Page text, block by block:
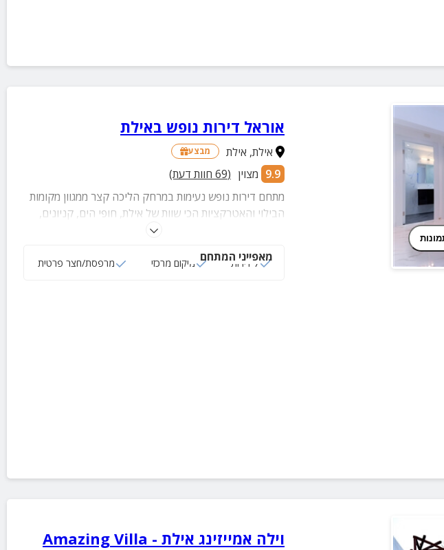
אוראל דירות נופש באילת
אילת, אילת מבצע
9.9 מצוין (
69 חוות דעת)
מתחם דירות נופש נעימות במרחק הליכה קצר ממגוון מקומות
הבילוי והאטרקציות הכי שוות של אילת, חופי הים, קניונים,
בתי קפה, מסעדות, פאבים ועוד.
מאפייני המתחם
7 דירות מיקום מרכזי מרפסת/חצר פרטית
וילה אמייזינג אילת - Amazing Villa